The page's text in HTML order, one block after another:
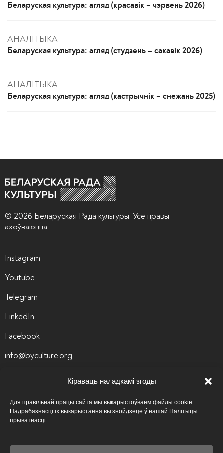
Кіраваць наладкамі згоды
Для правільнай працы сайта мы выкарыстоўваем файлы cookie.
Падрабязнасці іх выкарыстання вы знойдзеце ў нашай Палітыцы
прыватнасці.
Беларуская культура: агляд (красавік – чэрвень 2026)
АНАЛІТЫКА
Беларуская культура: агляд (студзень – сакавік 2026)
АНАЛІТЫКА
Беларуская культура: агляд (кастрычнік – снежань 2025)
© 2026 Беларуская Рада культуры. Усе правы
ахоўваюцца
Instagram
Youtube
Telegram
LinkedIn
Facebook
info@byculture.org
Вакансіі
Архіў вакансій